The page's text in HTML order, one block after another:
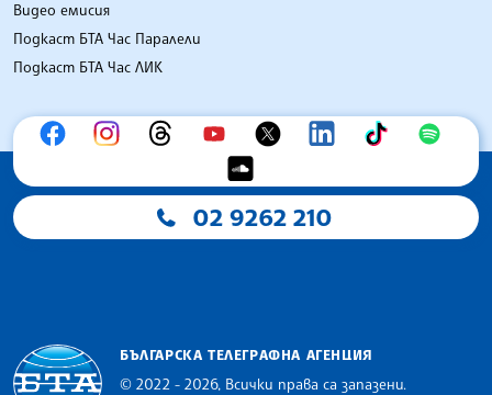
Видео емисия
Подкаст БТА Час Паралели
Подкаст БТА Час ЛИК
02 9262 210
БЪЛГАРСКА ТЕЛЕГРАФНА АГЕНЦИЯ
© 2022 - 2026, Всички права са запазени.